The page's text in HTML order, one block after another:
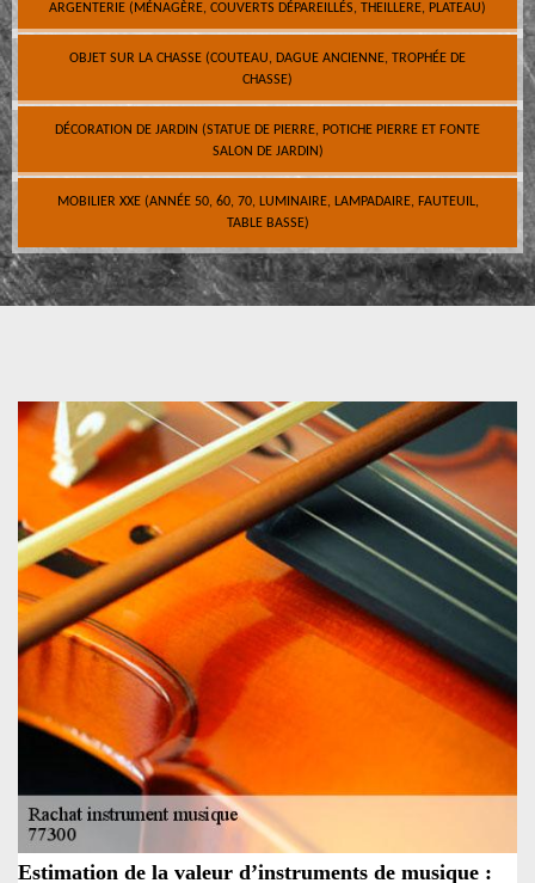
ARGENTERIE (MÉNAGÈRE, COUVERTS DÉPAREILLÉS, THEILLERE, PLATEAU)
OBJET SUR LA CHASSE (COUTEAU, DAGUE ANCIENNE, TROPHÉE DE
CHASSE)
DÉCORATION DE JARDIN (STATUE DE PIERRE, POTICHE PIERRE ET FONTE
SALON DE JARDIN)
MOBILIER XXE (ANNÉE 50, 60, 70, LUMINAIRE, LAMPADAIRE, FAUTEUIL,
TABLE BASSE)
Estimation de la valeur d’instruments de musique :